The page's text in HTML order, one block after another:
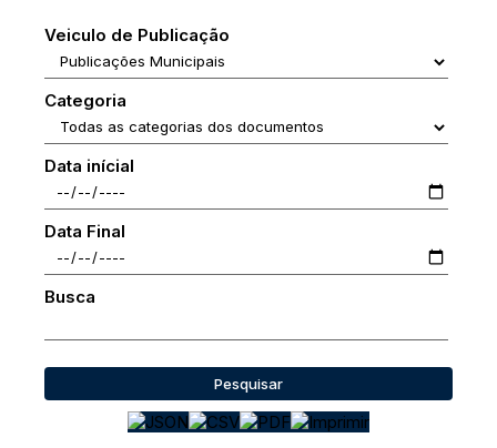
Veiculo de Publicação
Categoria
Data inícial
Data Final
Busca
Pesquisar